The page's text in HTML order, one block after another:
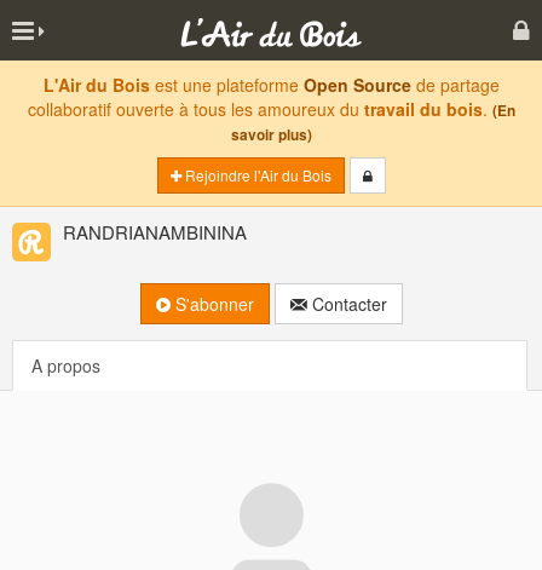
L'Air du Boisest une plateforme Open Sourcede partage
collaboratif ouverte à tous les amoureux du travail du bois. (En
savoir plus)
Rejoindre l'Air du Bois
RANDRIANAMBININA
S'abonner Contacter
A propos